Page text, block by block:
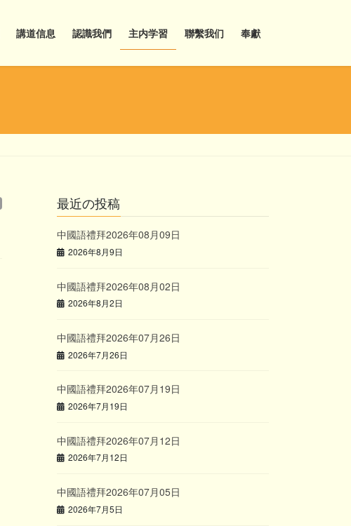
講道信息 認識我們 主内学習 聯繫我们 奉獻
最近の投稿
中國語禮拜2026年08月09日
2026年8月9日
中國語禮拜2026年08月02日
2026年8月2日
中國語禮拜2026年07月26日
2026年7月26日
中國語禮拜2026年07月19日
2026年7月19日
中國語禮拜2026年07月12日
2026年7月12日
中國語禮拜2026年07月05日
2026年7月5日